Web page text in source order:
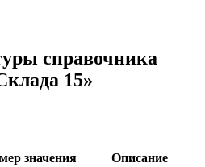
справочника
15»
значения
Описание